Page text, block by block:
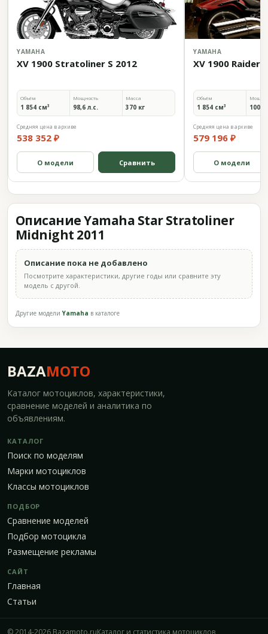
YAMAHA
XV 1900 Stratoliner S 2012
Объём
1 854 см³
Мощность
98,6 л.с.
Масса
370 кг
Средняя цена в архиве
538 352 ₽
О модели Сравнить
YAMAHA
XV 1900 Raider
Объём
1 854 см³ 100
Средняя цена в архиве
579 196 ₽
О модели
Описание Yamaha Star Stratoliner
Midnight 2011
Описание пока не добавлено
Посмотрите характеристики, другие годы или сравните эту
модель с другой.
Другие моделиYamaha в каталоге
BAZAMOTO
Каталог мотоциклов, характеристики,
сравнение моделей и аналитика по
объявлениям.
КАТАЛОГ
Поиск по моделям
Марки мотоциклов
Классы мотоциклов
ПОДБОР
Сравнение моделей
Подбор мотоцикла
Размещение рекламы
САЙТ
Главная
Статьи
© 2014-2026 Bazamoto.ruКаталог и статистика мотоциклов